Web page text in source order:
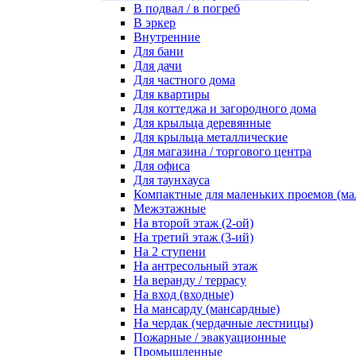
В подвал / в погреб
В эркер
Внутренние
Для бани
Для дачи
Для частного дома
Для квартиры
Для коттеджа и загородного дома
Для крыльца деревянные
Для крыльца металлические
Для магазина / торгового центра
Для офиса
Для таунхауса
Компактные для маленьких проемов
Межэтажные
На второй этаж (2-ой)
На третий этаж (3-ий)
На 2 ступени
На антресольный этаж
На веранду / террасу
На вход (входные)
На мансарду (мансардные)
На чердак (чердачные лестницы)
Пожарные / эвакуационные
Промышленные